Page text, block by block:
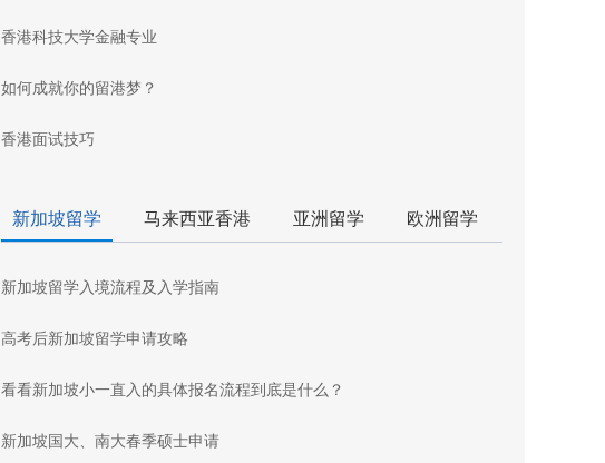
香港科技大学金融专业
如何成就你的留港梦？
香港面试技巧
新加坡留学 马来西亚香港 亚洲留学 欧洲留学
新加坡留学入境流程及入学指南
高考后新加坡留学申请攻略
看看新加坡小一直入的具体报名流程到底是什么？
新加坡国大、南大春季硕士申请